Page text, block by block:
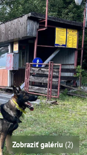
Zobraziť galériu (2)